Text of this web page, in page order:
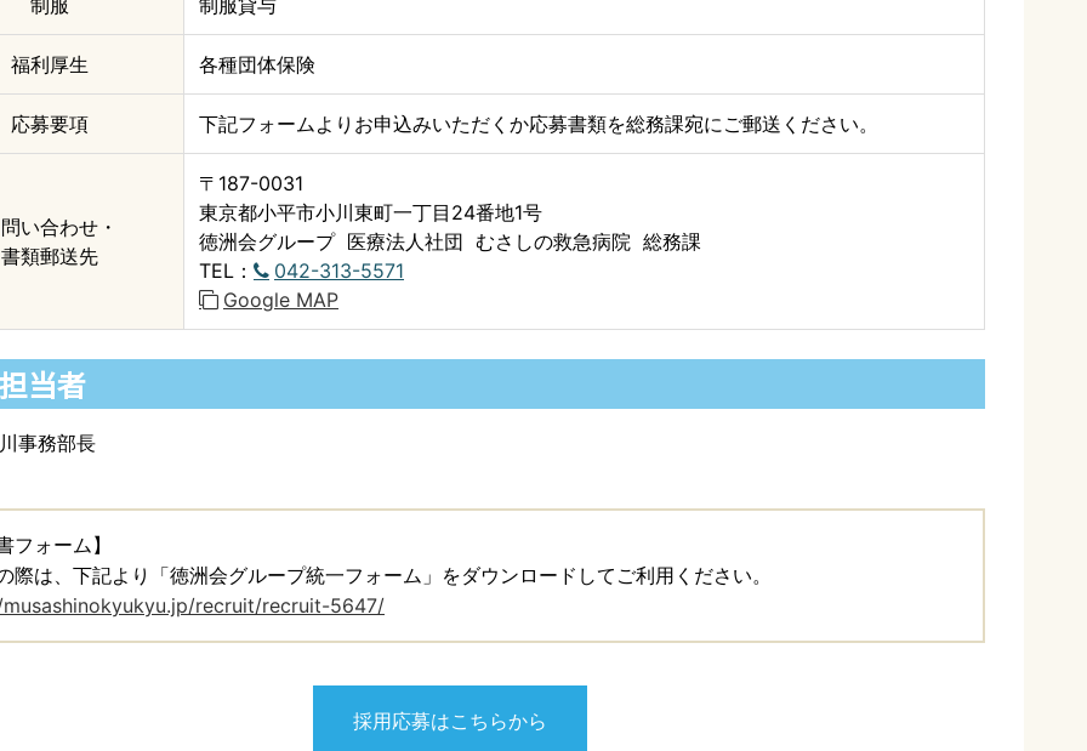
制服 制服貸与
福利厚生 各種団体保険
応募要項 下記フォームよりお申込みいただくか応募書類を総務課宛にご郵送ください。
い合わせ・
書類郵送先
〒187-0031
東京都小平市小川東町一丁目24番地1号
徳洲会グループ 医療法人社団 むさしの救急病院 総務課
TEL：
042-313-5571
Google MAP
当者
事務部長
フォーム】
際は、下記より「徳洲会グループ統一フォーム」をダウンロードしてご利用ください。
recruit/recruit-5647/
採用応募はこちらから